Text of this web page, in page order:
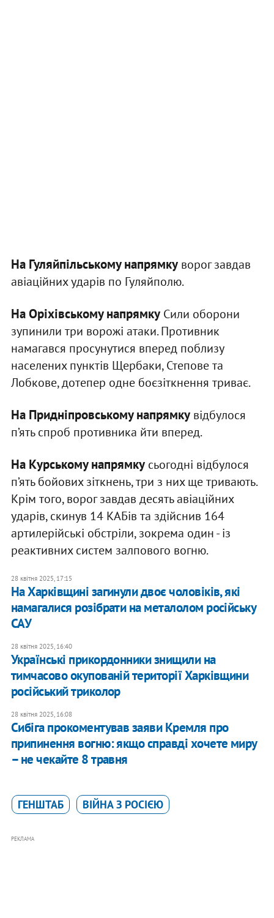
На Гуляйпільському напрямкуворог завдав
авіаційних ударів по Гуляйполю.
На Оріхівському напрямкуСили оборони
зупинили три ворожі атаки. Противник
намагався просунутися вперед поблизу
населених пунктів Щербаки, Степове та
Лобкове, дотепер одне боєзіткнення триває.
На Придніпровському напрямкувідбулося
п’ять спроб противника йти вперед.
На Курському напрямкусьогодні відбулося
п’ять бойових зіткнень, три з них ще тривають.
Крім того, ворог завдав десять авіаційних
ударів, скинув 14 КАБів та здійснив 164
артилерійські обстріли, зокрема один - із
реактивних систем залпового вогню.
28 квітня 2025, 17:15
На Харківщині загинули двоє чоловіків, які
намагалися розібрати на металолом російську
САУ
28 квітня 2025, 16:40
Українські прикордонники знищили на
тимчасово окупованій території Харківщини
російський триколор
28 квітня 2025, 16:08
Сибіга прокоментував заяви Кремля про
припинення вогню: якщо справді хочете миру
– не чекайте 8 травня
ГЕНШТАБ ВІЙНА З РОСІЄЮ
РЕКЛАМА